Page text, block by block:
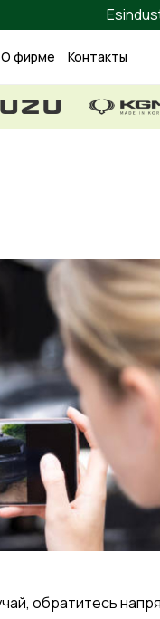
О фирме Контакты
обратитесь